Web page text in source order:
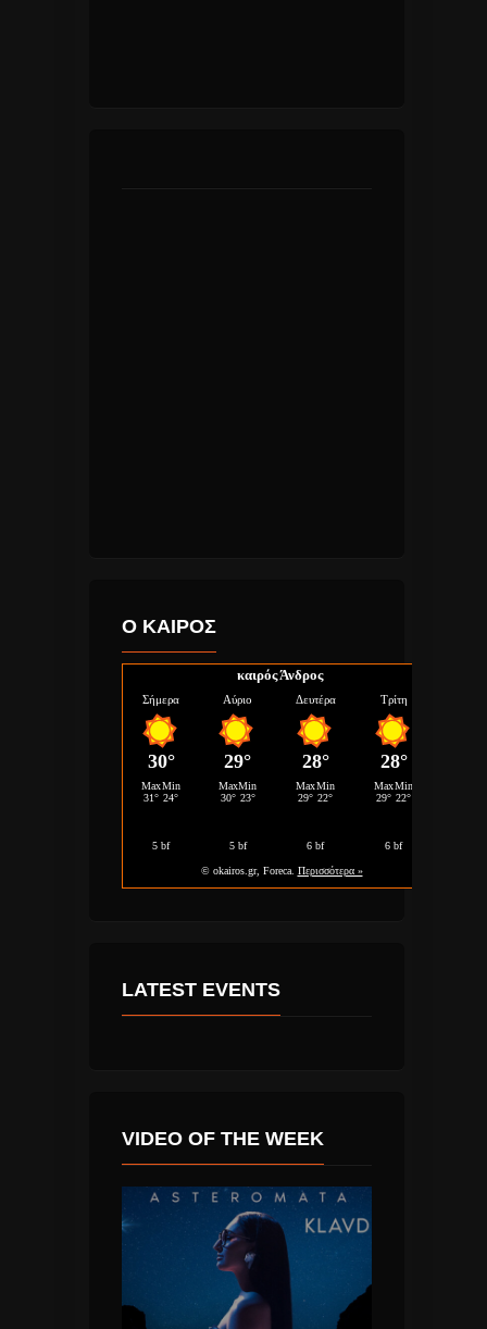
Ο ΚΑΙΡΟΣ
καιρός Άνδρος
LATEST EVENTS
VIDEO OF THE WEEK